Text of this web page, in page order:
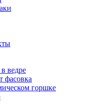
ведре
фасовка
горшке